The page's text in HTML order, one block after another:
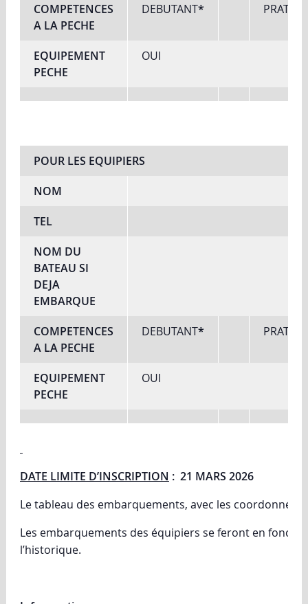
COMPETENCES
A LA PECHE
DEBUTANT*
EQUIPEMENT
PECHE
OUI
POUR LES EQUIPIERS
NOM
TEL
NOM DU
BATEAU SI
DEJA
EMBARQUE
COMPETENCES
A LA PECHE
DEBUTANT*
EQUIPEMENT
PECHE
OUI
DATE LIMITE D’INSCRIPTION : 21 MARS 2026
Le tableau des embarquements, avec les coordonnées
Les embarquements des équipiers se feront en
l’historique.